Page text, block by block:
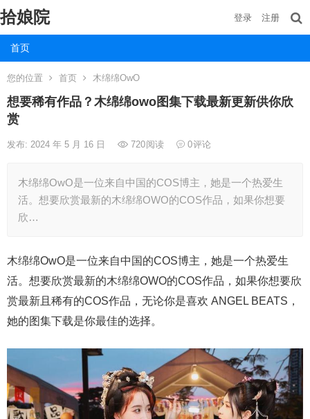
拾娘院
首页
登录 注册
您的位置 首页 木绵绵OwO
想要稀有作品？木绵绵owo图集下载最新更新供你欣
赏
发布: 2024 年 5 月 16 日 720阅读 0评论
木绵绵OwO是一位来自中国的COS博主，她是一个热爱生
活。想要欣赏最新的木绵绵OWO的COS作品，如果你想要
欣…
木绵绵OwO是一位来自中国的COS博主，她是一个热爱生
活。想要欣赏最新的木绵绵OWO的COS作品，如果你想要欣
赏最新且稀有的COS作品，无论你是喜欢 ANGEL BEATS，
她的图集下载是你最佳的选择。